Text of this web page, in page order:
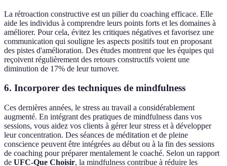
La rétroaction constructive est un pilier du coaching efficace. Elle
aide les individus à comprendre leurs points forts et les domaines à
améliorer. Pour cela, évitez les critiques négatives et favorisez une
communication qui souligne les aspects positifs tout en proposant
des pistes d'amélioration. Des études montrent que les équipes qui
reçoivent régulièrement des retours constructifs voient une
diminution de 17% de leur turnover.
6. Incorporer des techniques de mindfulness
Ces dernières années, le stress au travail a considérablement
augmenté. En intégrant des pratiques de mindfulness dans vos
sessions, vous aidez vos clients à gérer leur stress et à développer
leur concentration. Des séances de méditation et de pleine
conscience peuvent être intégrées au début ou à la fin des sessions
de coaching pour préparer mentalement le coaché. Selon un rapport
de UFC-Que Choisir, la mindfulness contribue à réduire les